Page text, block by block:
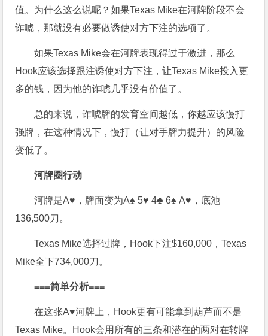
值。为什么这么说呢？如果Texas Mike在河牌阶段不会
诈唬，那就没有必要做诱使对方下注的选项了。
如果Texas Mike会在河牌表现得过于激进，那么
Hook应该选择跟注诱使对方下注，让Texas Mike投入更
多的钱，因为他的诈唬几乎没有价值了。
总的来说，诈唬牌的发育空间越低，你越应该慢打
强牌，在这种情况下，慢打（让对手牌力提升）的风险
变低了。
河牌圈行动
河牌是A♥，牌面变为A♠ 5♥ 4♣ 6♠ A♥，底池
136,500刀。
Texas Mike选择过牌，Hook下注$160,000，Texas
Mike全下734,000刀。
===简单分析===
在这张A♥河牌上，Hook更有可能拿到葫芦而不是
Texas Mike。Hook会用所有的三条和潜在的两对在转牌